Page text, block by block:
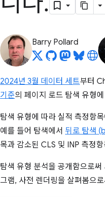
Barry Pollard
2024년 3월 데이터 세트부터
기준의 페이지 로드 탐색 유형
탐색 유형에 따라 실적 측정항
예를 들어 탐색에서 뒤로 탐색
목과 감소된 CLS 및 INP 측정
탐색 유형 분석을 공개함으로
그램, 사전 렌더링을 살펴봄으